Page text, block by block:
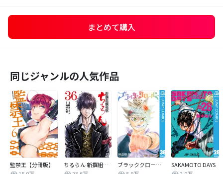
まとめて購入
同じジャンルの人気作品
監禁王【分冊版】
ちるらん 新撰組鎮魂歌
ブラッククローバー
SAKAMOTO DAYS